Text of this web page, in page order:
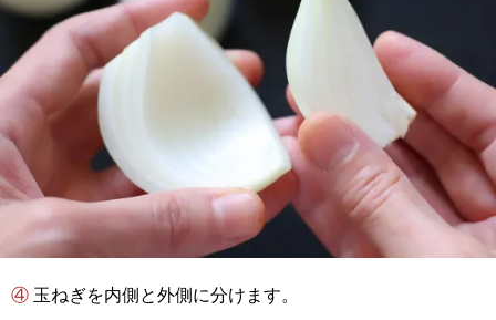
④ 玉ねぎを内側と外側に分けます。